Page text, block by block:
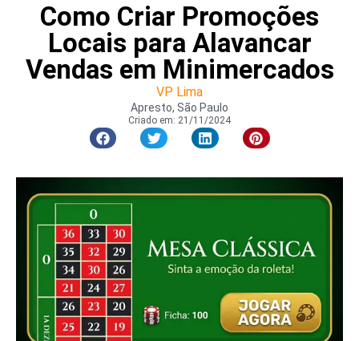
Como Criar Promoções
Locais para Alavancar
Vendas em Minimercados
VP Lima
Apresto, São Paulo
Criado em: 21/11/2024